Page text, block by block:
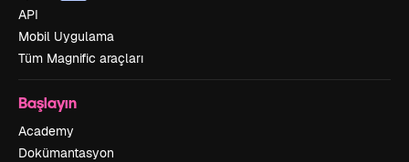
API
Mobil Uygulama
Tüm Magnific araçları
Başlayın
Academy
Dokümantasyon